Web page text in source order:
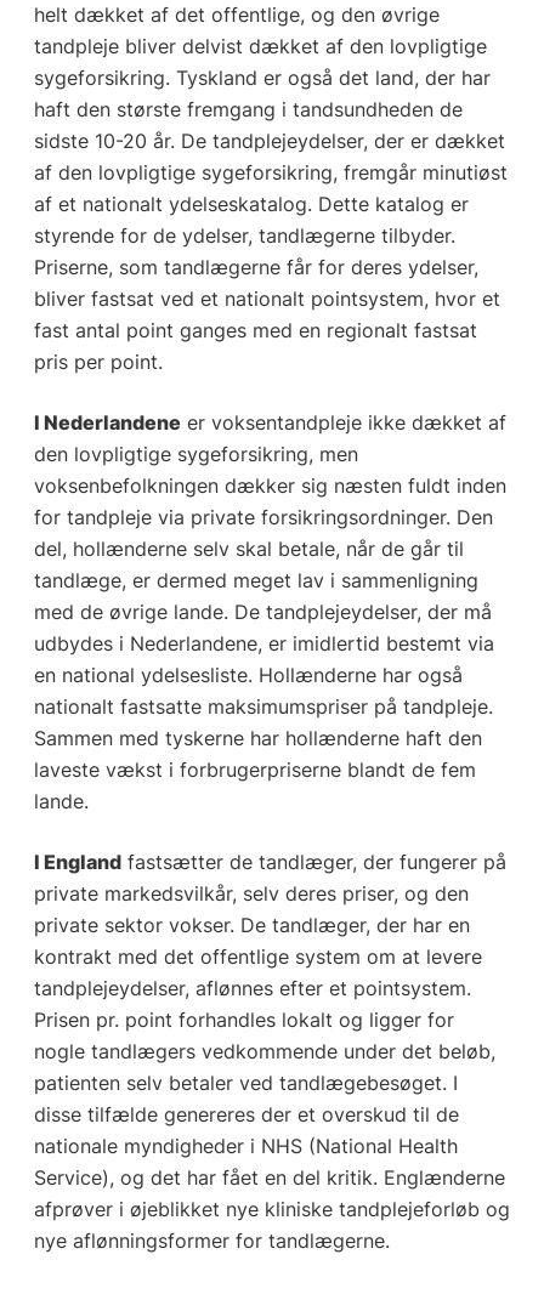
helt dækket af det offentlige, og den øvrige
tandpleje bliver delvist dækket af den lovpligtige
sygeforsikring. Tyskland er også det land, der har
haft den største fremgang i tandsundheden de
sidste 10-20 år. De tandplejeydelser, der er dækket
af den lovpligtige sygeforsikring, fremgår minutiøst
af et nationalt ydelseskatalog. Dette katalog er
styrende for de ydelser, tandlægerne tilbyder.
Priserne, som tandlægerne får for deres ydelser,
bliver fastsat ved et nationalt pointsystem, hvor et
fast antal point ganges med en regionalt fastsat
pris per point.
I Nederlandene er voksentandpleje ikke dækket af
den lovpligtige sygeforsikring, men
voksenbefolkningen dækker sig næsten fuldt inden
for tandpleje via private forsikringsordninger. Den
del, hollænderne selv skal betale, når de går til
tandlæge, er dermed meget lav i sammenligning
med de øvrige lande. De tandplejeydelser, der må
udbydes i Nederlandene, er imidlertid bestemt via
en national ydelsesliste. Hollænderne har også
nationalt fastsatte maksimumspriser på tandpleje.
Sammen med tyskerne har hollænderne haft den
laveste vækst i forbrugerpriserne blandt de fem
lande.
I Englandfastsætter de tandlæger, der fungerer på
private markedsvilkår, selv deres priser, og den
private sektor vokser. De tandlæger, der har en
kontrakt med det offentlige system om at levere
tandplejeydelser, aflønnes efter et pointsystem.
Prisen pr. point forhandles lokalt og ligger for
nogle tandlægers vedkommende under det beløb,
patienten selv betaler ved tandlægebesøget. I
disse tilfælde genereres der et overskud til de
nationale myndigheder i NHS (National Health
Service), og det har fået en del kritik. Englænderne
afprøver i øjeblikket nye kliniske tandplejeforløb og
nye aflønningsformer for tandlægerne.